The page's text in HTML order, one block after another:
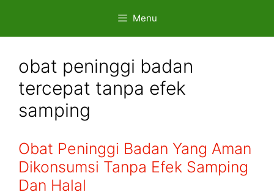
content
Menu
obat peninggi badan
tercepat tanpa efek
samping
Obat Peninggi Badan Yang Aman
Dikonsumsi Tanpa Efek Samping
Dan Halal